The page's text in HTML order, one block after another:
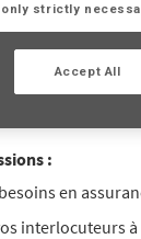
" Agir pour le
" en mettant
réseauavec des
:
en
interlocuteurs
strictly
Accept All